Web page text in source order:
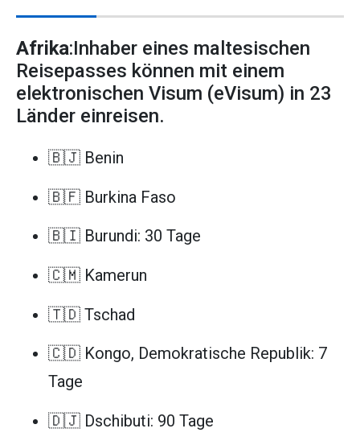
Afrika:Inhaber eines maltesischen
Reisepasses können mit einem
elektronischen Visum (eVisum) in 23
Länder einreisen.
🇧🇯 Benin
🇧🇫 Burkina Faso
🇧🇮 Burundi: 30 Tage
🇨🇲 Kamerun
🇹🇩 Tschad
🇨🇩 Kongo, Demokratische Republik: 7
Tage
🇩🇯 Dschibuti: 90 Tage